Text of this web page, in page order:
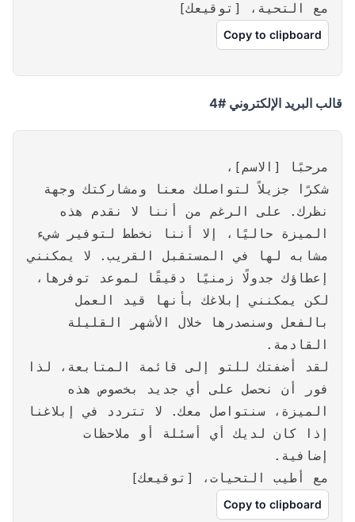
مع التحية، [توقيعك]
Copy to clipboard
قالب البريد الإلكتروني #4
مرحبًا [الاسم]،
شكرًا جزيلاً لتواصلك معنا ومشاركتك وجهة
نظرك. على الرغم من أننا لا نقدم هذه
الميزة حاليًا، إلا أننا نخطط لتوفير شيء
مشابه لها في المستقبل القريب. لا يمكنني
إعطاؤك جدولًا زمنيًا دقيقًا لموعد توفرها،
لكن يمكنني إبلاغك بأنها قيد العمل
بالفعل وسنصدرها خلال الأشهر القليلة
القادمة.
لقد أضفتك للتو إلى قائمة المتابعة، لذا
فور أن نحصل على أي جديد بخصوص هذه
الميزة، سنتواصل معك. لا تتردد في إبلاغنا
إذا كان لديك أي أسئلة أو ملاحظات
إضافية.
مع أطيب التحيات، [توقيعك]
Copy to clipboard